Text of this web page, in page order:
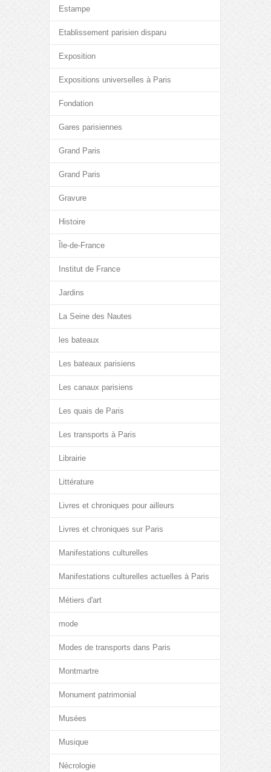
Estampe
Etablissement parisien disparu
Exposition
Expositions universelles à Paris
Fondation
Gares parisiennes
Grand Paris
Grand Paris
Gravure
Histoire
Île-de-France
Institut de France
Jardins
La Seine des Nautes
les bateaux
Les bateaux parisiens
Les canaux parisiens
Les quais de Paris
Les transports à Paris
Librairie
Littérature
Livres et chroniques pour ailleurs
Livres et chroniques sur Paris
Manifestations culturelles
Manifestations culturelles actuelles à Paris
Métiers d'art
mode
Modes de transports dans Paris
Montmartre
Monument patrimonial
Musées
Musique
Nécrologie